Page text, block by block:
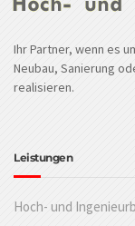
Ihr Partner, wenn es
Neubau, Sanierung
realisieren.
Leistungen
Hoch- und